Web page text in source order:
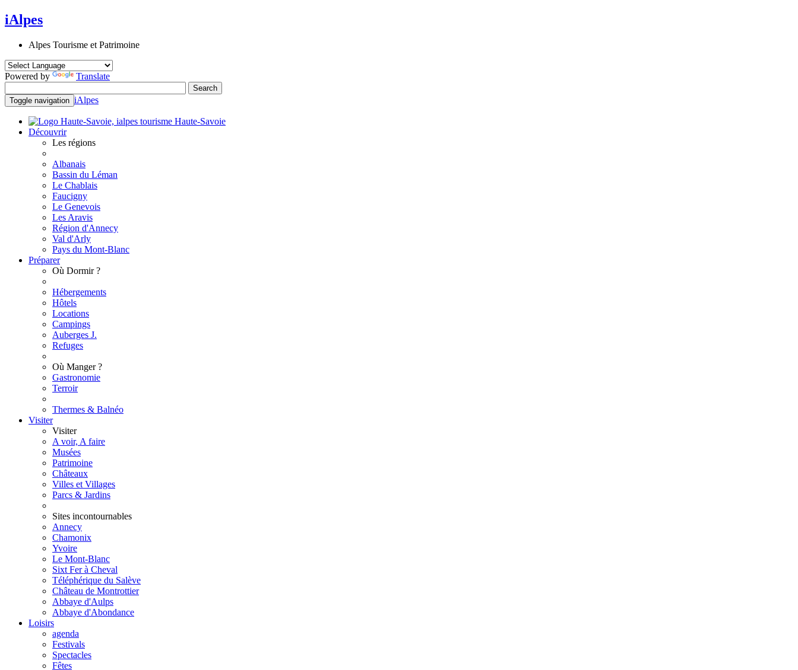
iAlpes
Alpes Tourisme et Patrimoine
Powered by Translate
Toggle navigation iAlpes
Haute-Savoie
Découvrir
Les régions
Albanais
Bassin du Léman
Le Chablais
Faucigny
Le Genevois
Les Aravis
Région d'Annecy
Val d'Arly
Pays du Mont-Blanc
Préparer
Où Dormir ?
Hébergements
Hôtels
Locations
Campings
Auberges J.
Refuges
Où Manger ?
Gastronomie
Terroir
Thermes & Balnéo
Visiter
Visiter
A voir, A faire
Musées
Patrimoine
Châteaux
Villes et Villages
Parcs & Jardins
Sites incontournables
Annecy
Chamonix
Yvoire
Le Mont-Blanc
Sixt Fer à Cheval
Téléphérique du Salève
Château de Montrottier
Abbaye d'Aulps
Abbaye d'Abondance
Loisirs
agenda
Festivals
Spectacles
Fêtes